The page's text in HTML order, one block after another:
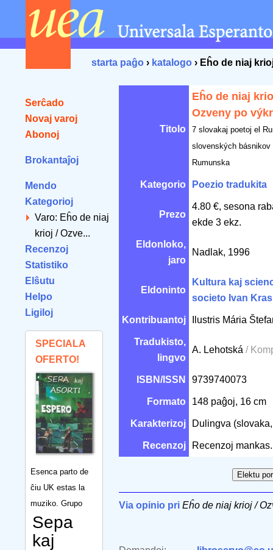
starta paĝo › katalogo › Eĥo de niaj
Serĉado
Novaj varoj
Abonoj
Brokantaĵoj
Mendo
Kategorioj
Varo: Eĥo de niaj
krioj / Ozve...
Recenzoj
Statistiko
Elŝutu
Helpo
Ligiloj
SPECIALA
OFERTO!
Esenca parto de
ĉiu UK estas la
muziko. Grupo
Sepa
kaj
Titolo
Eĥo de niaj
Ozveny po
7 slovakaj poetoj el
slovenských básnikov
Rumunska
Kategorio Poezio tradukita
Prezo
4.80 €, sesona
ekde 3 ekz.
Eldonloko,
jaro
Nadlak, 1996
Eldoninto
Kultura kaj
societo Ivan
Kontribuantoj Ilustris Mária
Tradukisto,
lingvo
A. Lehotská /
ISBN/ISSN 9739740073
Formato 148 paĝoj, 16 cm
Karakterizoj Dulingva
Recenzoj Recenzoj mankas.
Via opinio pri Eĥo de niaj krioj /